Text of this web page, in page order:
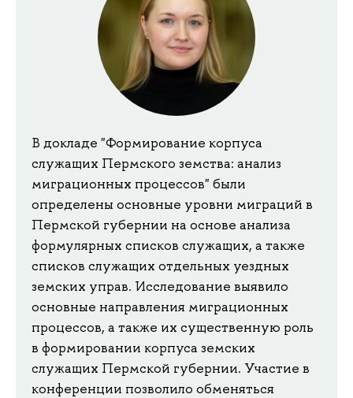
В докладе "Формирование корпуса
служащих Пермского земства: анализ
миграционных процессов" были
определены основные уровни миграций в
Пермской губернии на основе анализа
формулярных списков служащих, а также
списков служащих отдельных уездных
земских управ. Исследование выявило
основные направления миграционных
процессов, а также их существенную роль
в формировании корпуса земских
служащих Пермской губернии. Участие в
конференции позволило обменяться